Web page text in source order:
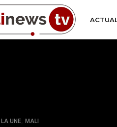
LA UNE MALI